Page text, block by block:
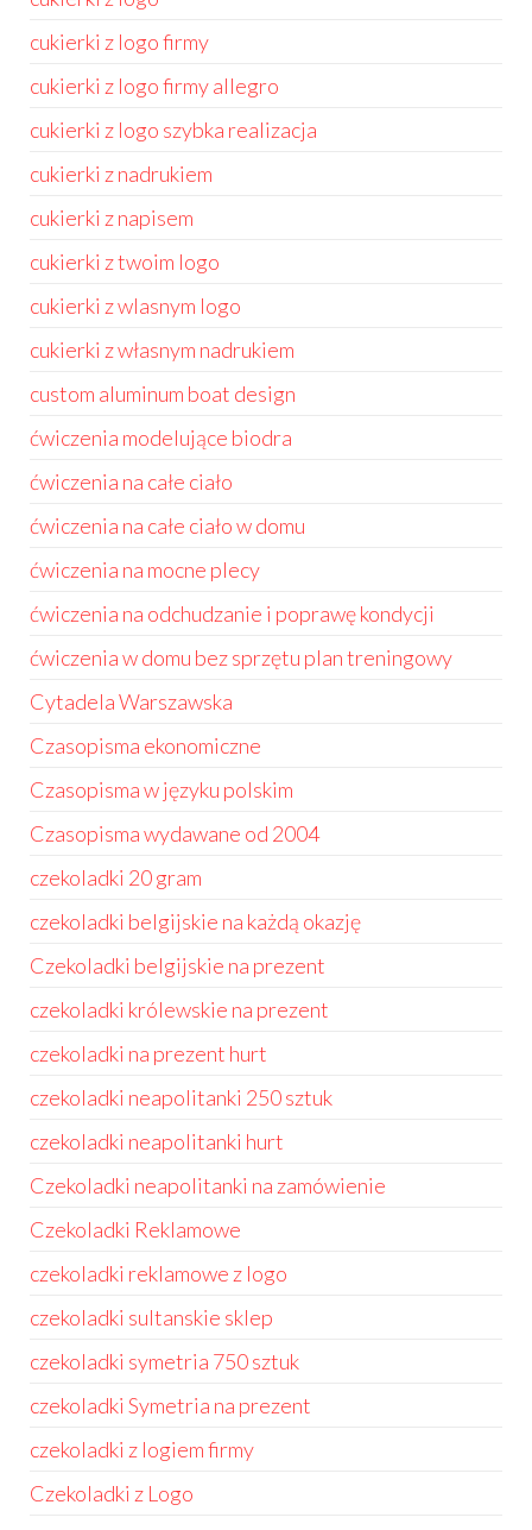
cukierki z logo firmy
cukierki z logo firmy allegro
cukierki z logo szybka realizacja
cukierki z nadrukiem
cukierki z napisem
cukierki z twoim logo
cukierki z wlasnym logo
cukierki z własnym nadrukiem
custom aluminum boat design
ćwiczenia modelujące biodra
ćwiczenia na całe ciało
ćwiczenia na całe ciało w domu
ćwiczenia na mocne plecy
ćwiczenia na odchudzanie i poprawę kondycji
ćwiczenia w domu bez sprzętu plan treningowy
Cytadela Warszawska
Czasopisma ekonomiczne
Czasopisma w języku polskim
Czasopisma wydawane od 2004
czekoladki 20 gram
czekoladki belgijskie na każdą okazję
Czekoladki belgijskie na prezent
czekoladki królewskie na prezent
czekoladki na prezent hurt
czekoladki neapolitanki 250 sztuk
czekoladki neapolitanki hurt
Czekoladki neapolitanki na zamówienie
Czekoladki Reklamowe
czekoladki reklamowe z logo
czekoladki sultanskie sklep
czekoladki symetria 750 sztuk
czekoladki Symetria na prezent
czekoladki z logiem firmy
Czekoladki z Logo